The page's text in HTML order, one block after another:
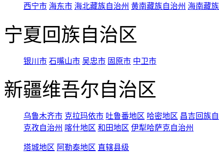
西宁市 海东市 海北藏族自治州 黄南藏族自治州 海南藏
宁夏回族自治区
银川市 石嘴山市 吴忠市 固原市 中卫市
新疆维吾尔自治区
乌鲁木齐市 克拉玛依市 吐鲁番地区 哈密地区 昌吉回族
克孜自治州 喀什地区 和田地区 伊犁哈萨克自治州
塔城地区 阿勒泰地区 直辖县级